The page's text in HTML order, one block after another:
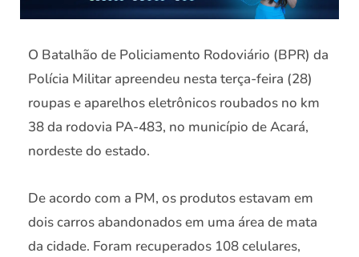
O Batalhão de Policiamento Rodoviário (BPR) da
Polícia Militar apreendeu nesta terça-feira (28)
roupas e aparelhos eletrônicos roubados no km
38 da rodovia PA-483, no município de Acará,
nordeste do estado.
De acordo com a PM, os produtos estavam em
dois carros abandonados em uma área de mata
da cidade. Foram recuperados 108 celulares,